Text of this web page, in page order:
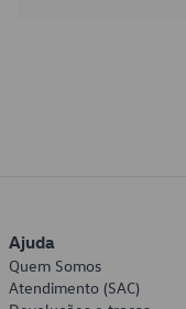
Ajuda
Quem Somos
Atendimento (SAC)